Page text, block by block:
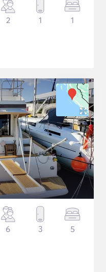
2 1 1
6 3 5